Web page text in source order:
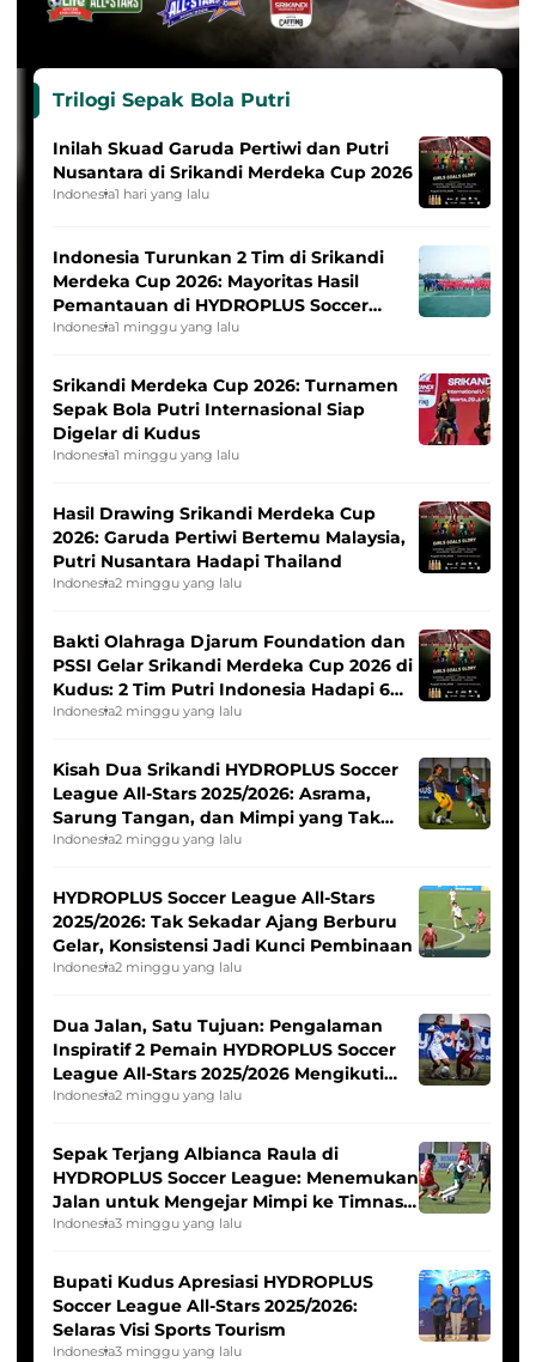
Trilogi Sepak Bola Putri
Inilah Skuad Garuda Pertiwi dan Putri
Nusantara di Srikandi Merdeka Cup 2026
Indonesia1 hari yang lalu
Indonesia Turunkan 2 Tim di Srikandi
Merdeka Cup 2026: Mayoritas Hasil
Pemantauan di HYDROPLUS Soccer
League
Indonesia1 minggu yang lalu
Srikandi Merdeka Cup 2026: Turnamen
Sepak Bola Putri Internasional Siap
Digelar di Kudus
Indonesia1 minggu yang lalu
Hasil Drawing Srikandi Merdeka Cup
2026: Garuda Pertiwi Bertemu Malaysia,
Putri Nusantara Hadapi Thailand
Indonesia2 minggu yang lalu
Bakti Olahraga Djarum Foundation dan
PSSI Gelar Srikandi Merdeka Cup 2026 di
Kudus: 2 Tim Putri Indonesia Hadapi 6
Tim Asia
Indonesia2 minggu yang lalu
Kisah Dua Srikandi HYDROPLUS Soccer
League All-Stars 2025/2026: Asrama,
Sarung Tangan, dan Mimpi yang Tak
Pernah Padam
Indonesia2 minggu yang lalu
HYDROPLUS Soccer League All-Stars
2025/2026: Tak Sekadar Ajang Berburu
Gelar, Konsistensi Jadi Kunci Pembinaan
Indonesia2 minggu yang lalu
Dua Jalan, Satu Tujuan: Pengalaman
Inspiratif 2 Pemain HYDROPLUS Soccer
League All-Stars 2025/2026 Mengikuti
Seleksi Timnas Indonesia Putri
Indonesia2 minggu yang lalu
Sepak Terjang Albianca Raula di
HYDROPLUS Soccer League: Menemukan
Jalan untuk Mengejar Mimpi ke Timnas
Indonesia Putri
Indonesia3 minggu yang lalu
Bupati Kudus Apresiasi HYDROPLUS
Soccer League All-Stars 2025/2026:
Selaras Visi Sports Tourism
Indonesia3 minggu yang lalu